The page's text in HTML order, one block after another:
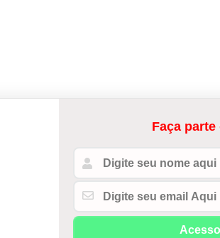
Faça